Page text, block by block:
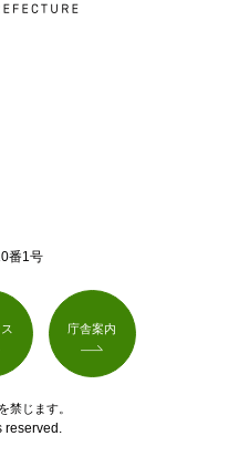
番1号
庁舎案内
禁じます。
reserved.